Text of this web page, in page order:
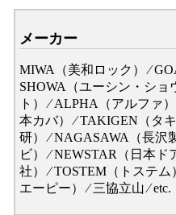
メーカー
MIWA（美和ロック） ⁄
SHOWA（ユーシン・ショ
ト） ⁄ ALPHA（アルファ
本カバ） ⁄ TAKIGEN（タ
研） ⁄ NAGASAWA（長沢
ビ） ⁄ NEWSTAR（日本
社） ⁄ TOSTEM（トステ
エーピー） ⁄ 三協立山 ⁄ etc.